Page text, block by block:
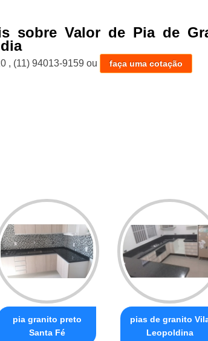
sobre Valor de Pia de
, (11) 94013-9159 ou faça uma cotação
pia granito preto
Santa Fé
pias de granito
Leopoldina